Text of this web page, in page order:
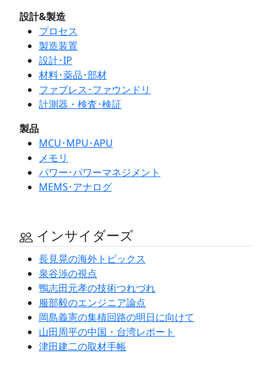
設計&製造
プロセス
製造装置
設計･IP
材料･薬品･部材
ファブレス･ファウンドリ
計測器・検査･検証
製品
MCU･MPU･APU
メモリ
パワー･パワーマネジメント
MEMS･アナログ
インサイダーズ
長見晃の海外トピックス
泉谷渉の視点
鴨志田元孝の技術つれづれ
服部毅のエンジニア論点
岡島義憲の集積回路の明日に向けて
山田周平の中国・台湾レポート
津田建二の取材手帳